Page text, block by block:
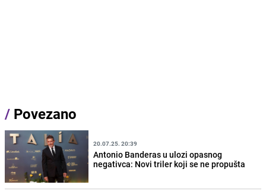
/ Povezano
20.07.25. 20:39
Antonio Banderas u ulozi opasnog
negativca: Novi triler koji se ne propušta